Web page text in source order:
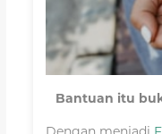
Bantuan itu